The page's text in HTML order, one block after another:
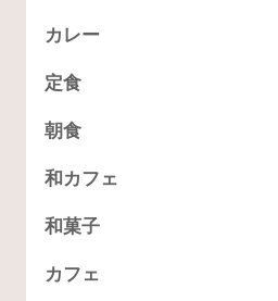
カレー
定食
朝食
和カフェ
和菓子
カフェ